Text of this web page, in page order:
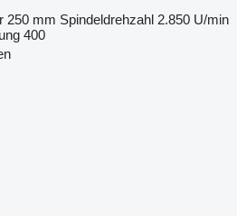
250 mm Spindeldrehzahl 2.850 U/min
400